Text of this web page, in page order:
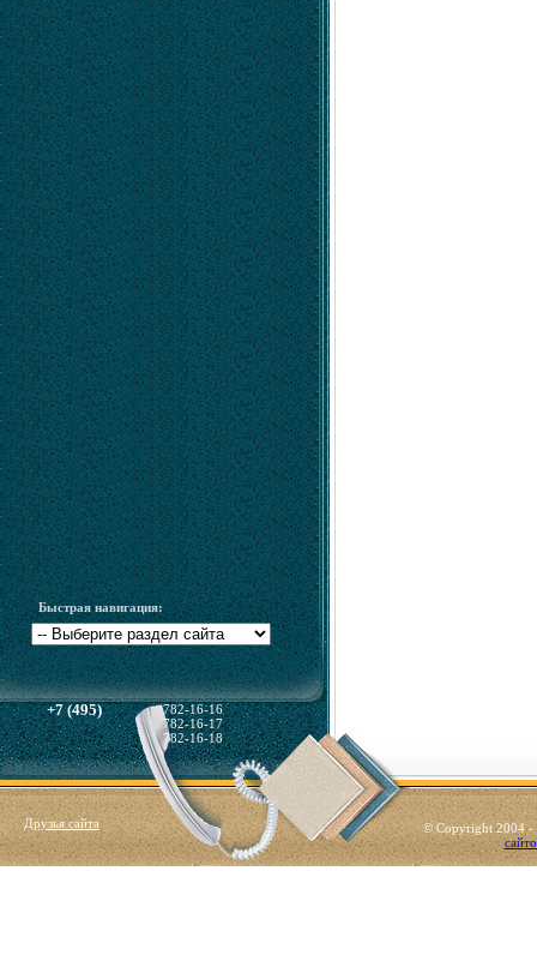
Быстрая навигация:
+7 (495)
782-16-16
782-16-17
782-16-18
Друзья сайта
© Copyright 2004 -